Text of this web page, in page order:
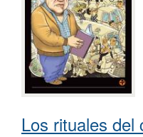
Los rituales del